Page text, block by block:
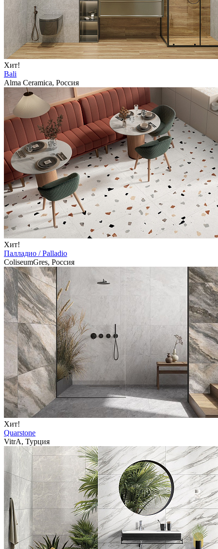
Хит!
Bali
Alma Ceramica, Россия
Хит!
Палладио / Palladio
ColiseumGres, Россия
Хит!
Quarstone
VitrA, Турция